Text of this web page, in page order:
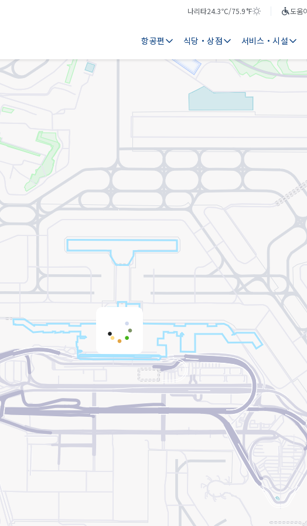
나리타
기
24.3℃/75.9°F
날
도움
항공편 식당・상점 서비스・시설